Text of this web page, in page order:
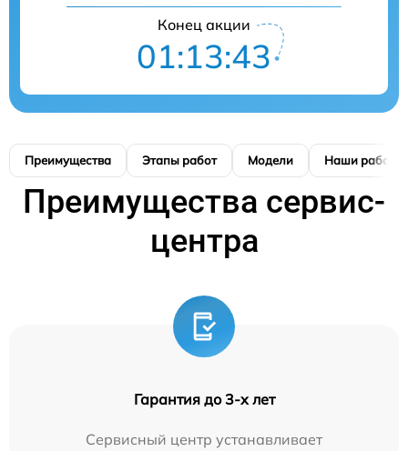
Конец акции
01:13:42
Преимущества Этапы работ Модели Наши работы
Преимущества сервис-
центра
Гарантия до 3-х лет
Сервисный центр устанавливает